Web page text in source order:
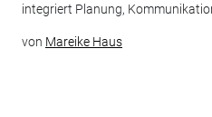
integriert Planung,
von Mareike Haus